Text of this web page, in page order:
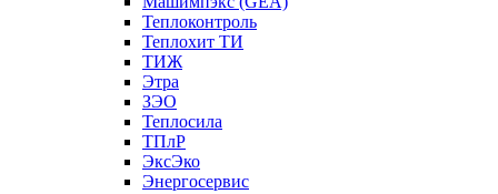
Теплоконтроль
Теплохит ТИ
ТИЖ
Этра
ЗЭО
Теплосила
ТПлР
ЭксЭко
Энергосервис